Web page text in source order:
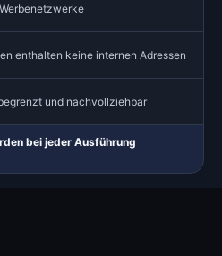
enthalten keine internen Adressen
und nachvollziehbar
bei jeder Ausführung